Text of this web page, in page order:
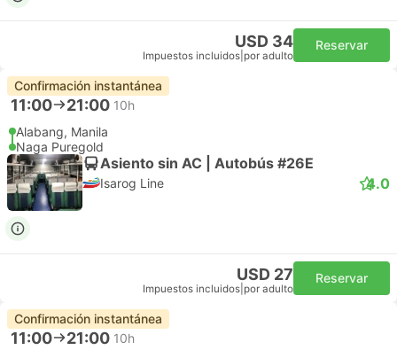
USD 34
Impuestos incluidos por adulto
Reservar
Confirmación instantánea
11:00 21:00 10h
Alabang, Manila
Naga Puregold
Asiento sin AC | Autobús #26E
Isarog Line 4.0
USD 27
Impuestos incluidos por adulto
Reservar
Confirmación instantánea
11:00 21:00 10h